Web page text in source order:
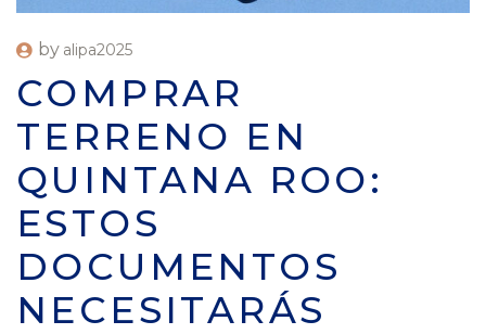
by alipa2025
COMPRAR
TERRENO EN
QUINTANA ROO:
ESTOS
DOCUMENTOS
NECESITARÁS